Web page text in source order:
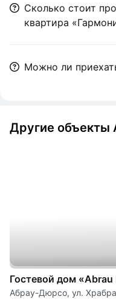
Сколько стоит
квартира
Можно ли
Другие
Гостевой дом «Abrau
Абрау-Дюрсо, ул.